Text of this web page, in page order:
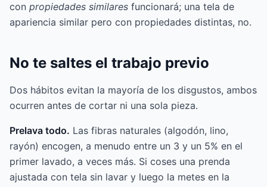
con propiedades similares funcionará; una tela de
apariencia similar pero con propiedades distintas, no.
No te saltes el trabajo previo
Dos hábitos evitan la mayoría de los disgustos, ambos
ocurren antes de cortar ni una sola pieza.
Prelava todo. Las fibras naturales (algodón, lino,
rayón) encogen, a menudo entre un 3 y un 5% en el
primer lavado, a veces más. Si coses una prenda
ajustada con tela sin lavar y luego la metes en la